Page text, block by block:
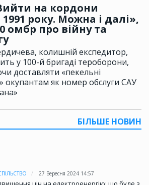
на кордони
року. Можна і далі»,
омбр про війну та
колишній експедитор,
у 100-й бригаді тероборони,
доставляти «пекельні
окупантам як номер обслуги САУ
БІЛЬШЕ НОВИН
27 Вересня 2024 14:57